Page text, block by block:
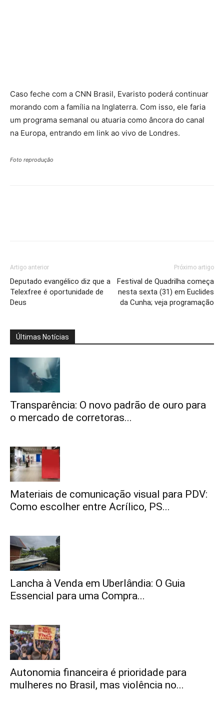
Caso feche com a CNN Brasil, Evaristo poderá continuar
morando com a família na Inglaterra. Com isso, ele faria
um programa semanal ou atuaria como âncora do canal
na Europa, entrando em link ao vivo de Londres.
Foto reprodução
Artigo anterior
Deputado evangélico diz que a
Telexfree é oportunidade de
Deus
Próximo artigo
Festival de Quadrilha começa
nesta sexta (31) em Euclides
da Cunha; veja programação
Últimas Notícias
Transparência: O novo padrão de ouro para
o mercado de corretoras...
Materiais de comunicação visual para PDV:
Como escolher entre Acrílico, PS...
Lancha à Venda em Uberlândia: O Guia
Essencial para uma Compra...
Autonomia financeira é prioridade para
mulheres no Brasil, mas violência no...